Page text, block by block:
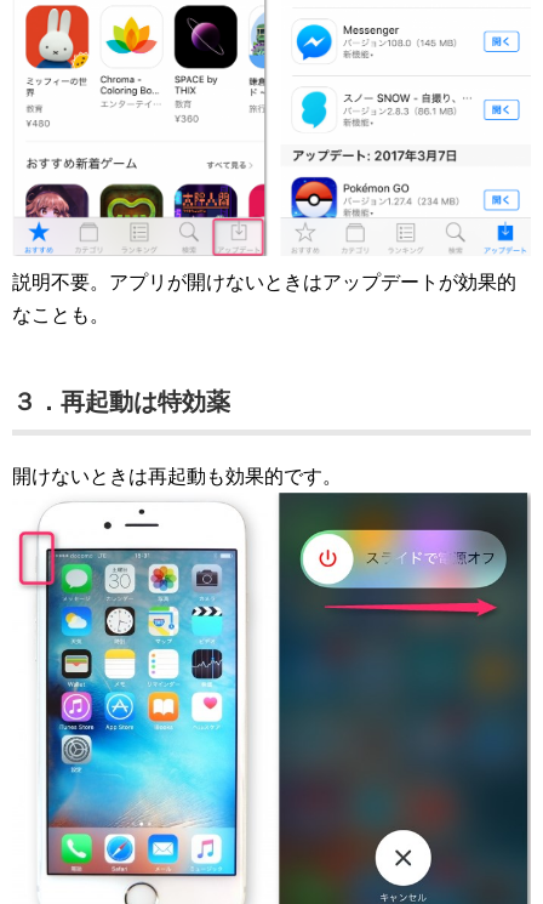
説明不要。アプリが開けないときはアップデートが効果的
なことも。
３．再起動は特効薬
開けないときは再起動も効果的です。